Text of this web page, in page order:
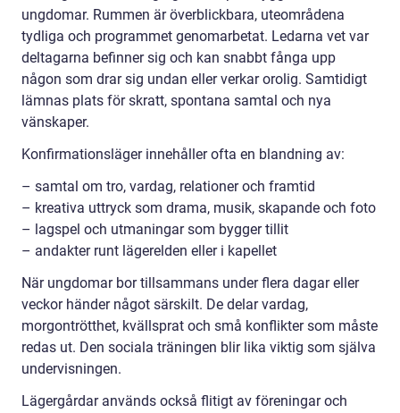
ungdomar. Rummen är överblickbara, uteområdena
tydliga och programmet genomarbetat. Ledarna vet var
deltagarna befinner sig och kan snabbt fånga upp
någon som drar sig undan eller verkar orolig. Samtidigt
lämnas plats för skratt, spontana samtal och nya
vänskaper.
Konfirmationsläger innehåller ofta en blandning av:
– samtal om tro, vardag, relationer och framtid
– kreativa uttryck som drama, musik, skapande och foto
– lagspel och utmaningar som bygger tillit
– andakter runt lägerelden eller i kapellet
När ungdomar bor tillsammans under flera dagar eller
veckor händer något särskilt. De delar vardag,
morgontrötthet, kvällsprat och små konflikter som måste
redas ut. Den sociala träningen blir lika viktig som själva
undervisningen.
Lägergårdar används också flitigt av föreningar och